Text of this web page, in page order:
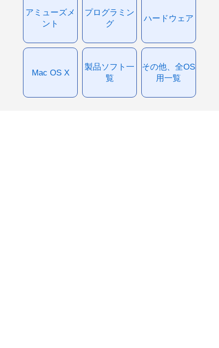
アミューズメ
ント
プログラミン
グ
ハードウェア
Mac OS X
製品ソフト一
覧
その他、全OS
用一覧